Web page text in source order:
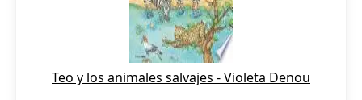
Teo y los animales salvajes - Violeta Denou